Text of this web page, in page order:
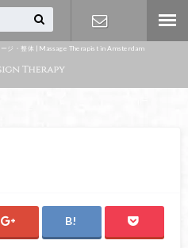
ジ・整体 | Massage Therapist in Amsterdam